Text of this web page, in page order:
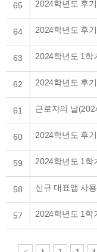
65
64
63
62
61 근로자의 날
60
59
58
57